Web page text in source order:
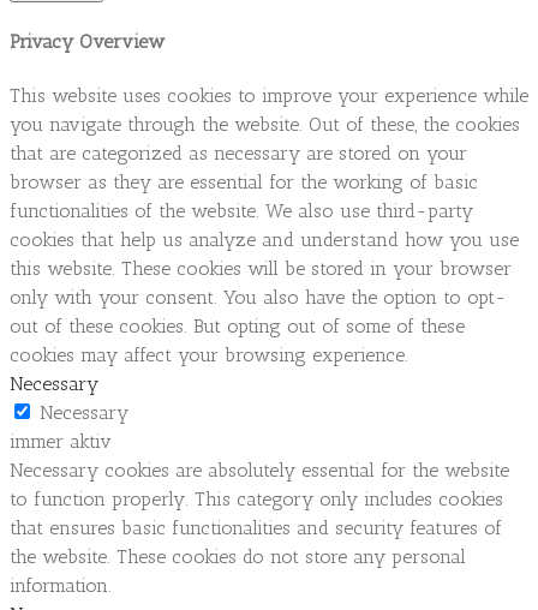
Privacy Overview
This website uses cookies to improve your experience while
you navigate through the website. Out of these, the cookies
that are categorized as necessary are stored on your
browser as they are essential for the working of basic
functionalities of the website. We also use third-party
cookies that help us analyze and understand how you use
this website. These cookies will be stored in your browser
only with your consent. You also have the option to opt-
out of these cookies. But opting out of some of these
cookies may affect your browsing experience.
Necessary
Necessary
immer aktiv
Necessary cookies are absolutely essential for the website
to function properly. This category only includes cookies
that ensures basic functionalities and security features of
the website. These cookies do not store any personal
information.